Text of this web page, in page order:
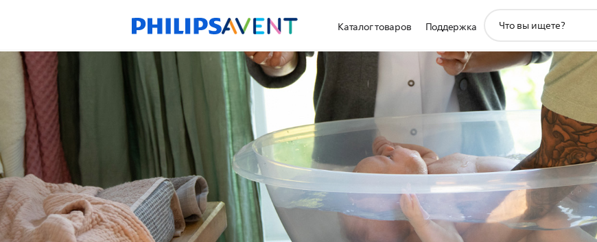
Каталог товаров Поддержка
поддержки